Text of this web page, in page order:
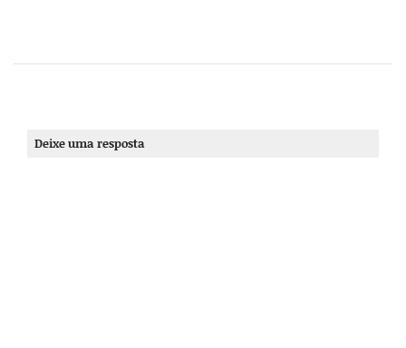
Deixe uma resposta